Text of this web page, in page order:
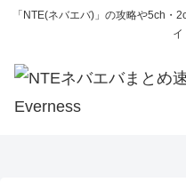
「NTE(ネバエバ)」の攻略や5ch・
イ